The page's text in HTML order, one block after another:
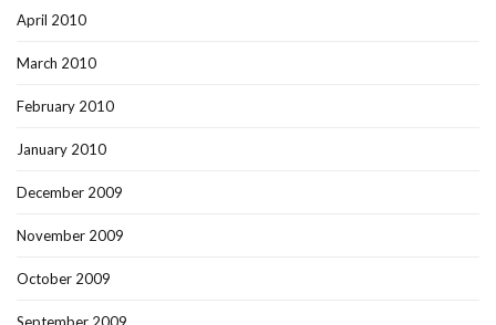
April 2010
March 2010
February 2010
January 2010
December 2009
November 2009
October 2009